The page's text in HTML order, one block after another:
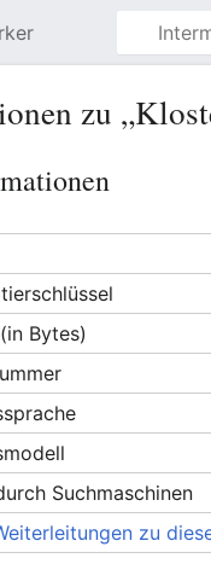
zu
Bytes)
Suchmaschinen
zu